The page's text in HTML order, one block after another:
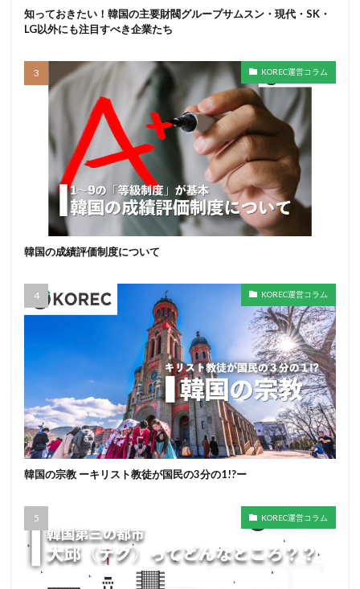
知っておきたい！韓国の主要財閥グループサムスン・現代・SK・
LG以外にも注目すべき企業たち
KOREC運営コラム
韓国の成績評価制度について
KOREC運営コラム
韓国の宗教 ーキリスト教徒が国民の3分の1!?ー
KOREC運営コラム